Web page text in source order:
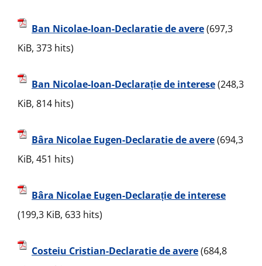
Ban Nicolae-Ioan-Declaratie de avere(697,3
KiB, 373 hits)
Ban Nicolae-Ioan-Declarație de interese(248,3
KiB, 814 hits)
Bâra Nicolae Eugen-Declaratie de avere(694,3
KiB, 451 hits)
Bâra Nicolae Eugen-Declarație de interese
(199,3 KiB, 633 hits)
Costeiu Cristian-Declaratie de avere(684,8